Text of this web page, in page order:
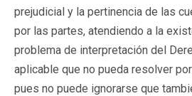
prejudicial y la pertinencia de las
por las partes, atendiendo a la
problema de interpretación del
aplicable que no pueda resolver
pues no puede ignorarse que